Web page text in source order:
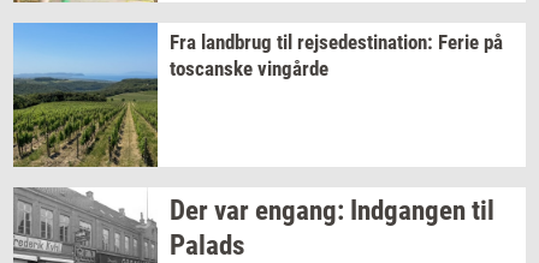
Fra land­brug til rej­se­desti­na­tion: Ferie på
toscan­ske vin­går­de
Der var en­gang: Ind­gan­gentil
Pa­lads